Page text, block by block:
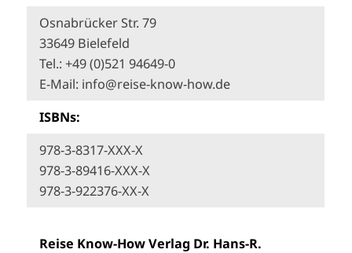
Osnabrücker Str. 79
33649 Bielefeld
Tel.: +49 (0)521 94649-0
E-Mail: info@reise-know-how.de
ISBNs:
978-3-8317-XXX-X
978-3-89416-XXX-X
978-3-922376-XX-X
Reise Know-How Verlag Dr. Hans-R.